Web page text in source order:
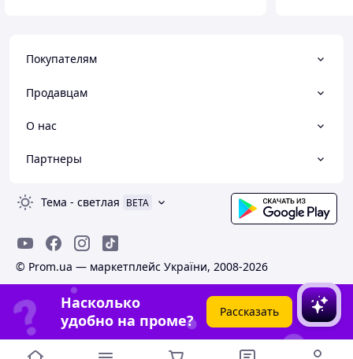
Покупателям
Продавцам
О нас
Партнеры
Тема - светлая BETA
© Prom.ua — маркетплейс України, 2008-2026
Насколько
удобно на проме?
Рассказать